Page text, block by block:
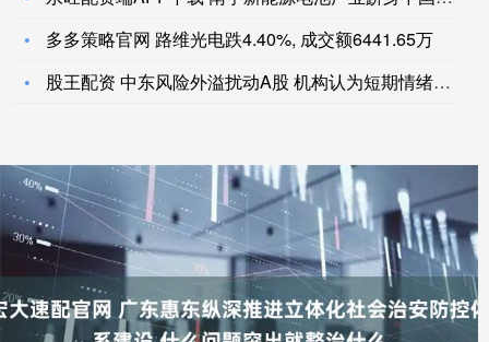
多多策略官网 路维光电跌4.40%, 成交额6441.65万
股王配资 中东风险外溢扰动A股 机构认为短期情绪驱动 向好趋